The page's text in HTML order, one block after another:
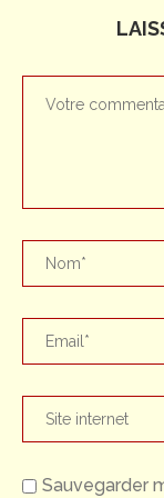
Sauvegarder